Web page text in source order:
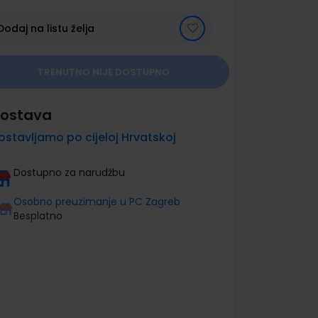
na listu želja
po cijeloj Hrvatskoj
Dostupno za narudžbu
Osobno preuzimanje u PC Zagreb
Besplatno